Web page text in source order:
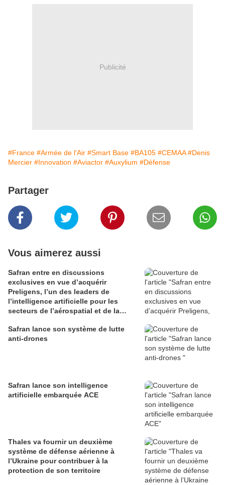
Publicité
#France #Armée de l'Air #Smart Base #BA105 #CEMAA #Denis
Mercier #Innovation #Aviactor #Auxylium #Défense
Partager
Vous aimerez aussi
Safran entre en discussions
exclusives en vue d’acquérir
Preligens, l’un des leaders de
l’intelligence artificielle pour les
secteurs de l’aérospatial et de la
Safran lance son système de lutte
anti-drones
Safran lance son intelligence
artificielle embarquée ACE
Thales va fournir un deuxième
système de défense aérienne à
l’Ukraine pour contribuer à la
protection de son territoire